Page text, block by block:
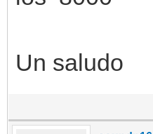
Un saludo